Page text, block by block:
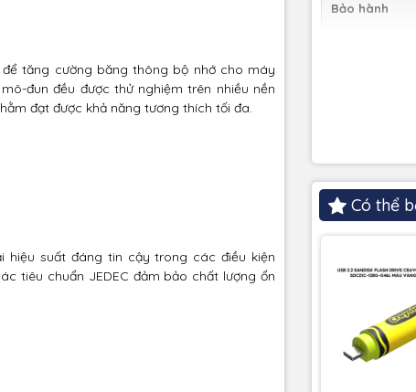
tăng cường băng thông bộ nhớ cho máy
đun đều được thử nghiệm trên nhiều nền
đạt được khả năng tương thích tối đa.
hiệu suất đáng tin cậy trong các điều kiện
tiêu chuẩn JEDEC đảm bảo chất lượng ổn
Bảo hành
Có thể